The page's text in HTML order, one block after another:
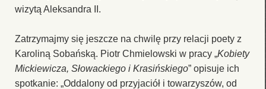
wizytą Aleksandra II.
Zatrzymajmy się jeszcze na chwilę przy relacji poety z
Karoliną Sobańską. Piotr Chmielowski w pracy „Kobiety
Mickiewicza, Słowackiego i Krasińskiego” opisuje ich
spotkanie: „Oddalony od przyjaciół i towarzyszów, od